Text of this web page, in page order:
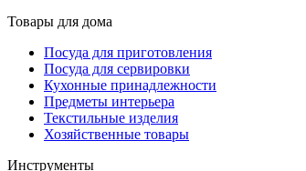
Товары для дома
Посуда для приготовления
Посуда для сервировки
Кухонные принадлежности
Предметы интерьера
Текстильные изделия
Хозяйственные товары
Инструменты